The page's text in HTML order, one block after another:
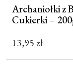
Archaniołki z
Cukierki –
13,95zł